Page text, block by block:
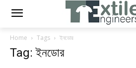
Home Tags ইনডোর
Tag: ইনডোর